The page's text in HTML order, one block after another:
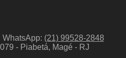
(21) 99528-2848
- Piabetá, Magé - RJ